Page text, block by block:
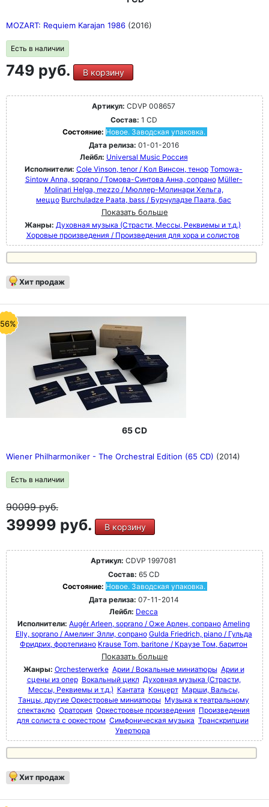
MOZART: Requiem Karajan 1986 (2016)
Есть в наличии
749 руб. В корзину
Артикул: CDVP 008657
Состав: 1 CD
Состояние: Новое. Заводская упаковка.
Дата релиза: 01-01-2016
Лейбл: Universal Music Россия
Исполнители: Cole Vinson, tenor / Кол Винсон, тенор Tomowa-
Sintow Anna, soprano / Томова-Синтова Анна, сопрано Müller-
Molinari Helga, mezzo / Мюллер-Молинари Хельга,
меццо Burchuladze Paata, bass / Бурчуладзе Паата, бас
Показать больше
Жанры: Духовная музыка (Страсти, Мессы, Реквиемы и т.д.)
Хоровые произведения / Произведения для хора и солистов
Хит продаж
65 CD
Wiener Philharmoniker - The Orchestral Edition (65 CD) (2014)
Есть в наличии
90099руб.
39999 руб. В корзину
Артикул: CDVP 1997081
Состав: 65 CD
Состояние: Новое. Заводская упаковка.
Дата релиза: 07-11-2014
Лейбл: Decca
Исполнители: Augér Arleen, soprano / Оже Арлен, сопрано Ameling
Elly, soprano / Амелинг Элли, сопрано Gulda Friedrich, piano / Гульда
Фридрих, фортепиано Krause Tom, baritone / Краузе Том, баритон
Показать больше
Жанры: Orchesterwerke Арии / Вокальные миниатюры Арии и
сцены из опер Вокальный цикл Духовная музыка (Страсти,
Мессы, Реквиемы и т.д.) Кантата Концерт Марши, Вальсы,
Танцы, другие Оркестровые миниатюры Музыка к театральному
спектаклю Оратория Оркестровые произведения Произведения
для солиста с оркестром Симфоническая музыка Транскрипции
Увертюра
Хит продаж